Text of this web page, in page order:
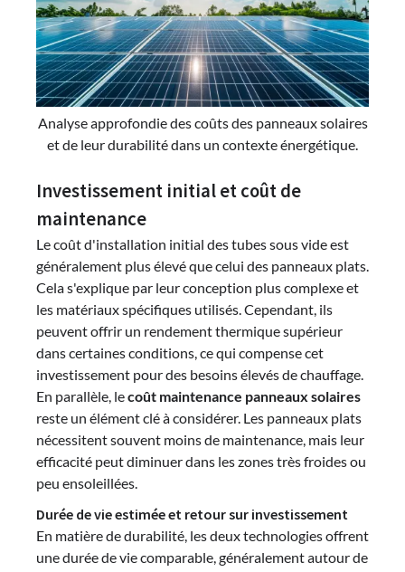
Analyse approfondie des coûts des panneaux solaires
et de leur durabilité dans un contexte énergétique.
Investissement initial et coût de
maintenance
Le coût d'installation initial des tubes sous vide est
généralement plus élevé que celui des panneaux plats.
Cela s'explique par leur conception plus complexe et
les matériaux spécifiques utilisés. Cependant, ils
peuvent offrir un rendement thermique supérieur
dans certaines conditions, ce qui compense cet
investissement pour des besoins élevés de chauffage.
En parallèle, lecoût maintenance panneaux solaires
reste un élément clé à considérer. Les panneaux plats
nécessitent souvent moins de maintenance, mais leur
efficacité peut diminuer dans les zones très froides ou
peu ensoleillées.
Durée de vie estimée et retour sur investissement
En matière de durabilité, les deux technologies offrent
une durée de vie comparable, généralement autour de